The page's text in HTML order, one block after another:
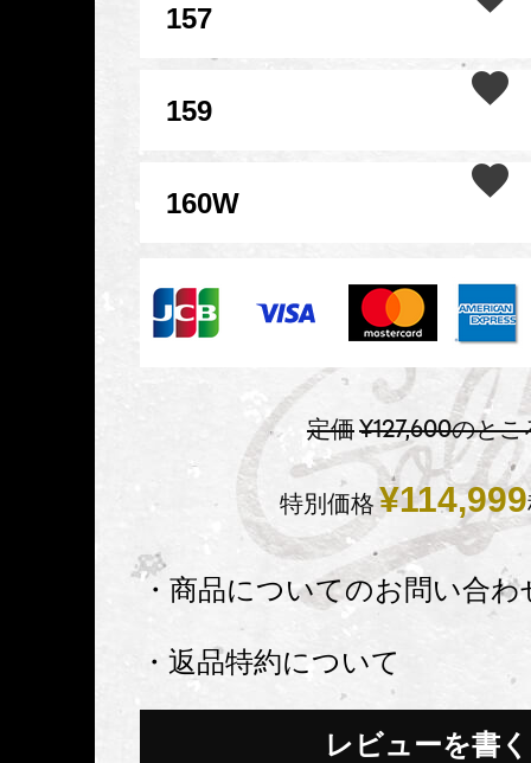
157
159
160W
定価¥127,600のとこ
特別価格¥114,999
・商品についてのお問い合わ
・返品特約について
レビューを書く